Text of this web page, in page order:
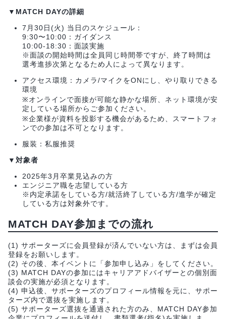
▼MATCH DAYの詳細
7月30日(火) 当日のスケジュール：
9:30〜10:00：ガイダンス
10:00-18:30：面談実施
※面談の開始時間は全員同じ時間帯ですが、終了時間は
選考進捗次第となるため人によって異なります。
アクセス環境：カメラ/マイクをONにし、やり取りできる
環境
※オンラインで面接が可能な静かな場所、ネット環境が安
定している場所からご参加ください。
※企業様が資料を投影する機会があるため、スマートフォ
ンでの参加は不可となります。
服装：私服推奨
▼対象者
2025年3月卒業見込みの方
エンジニア職を志望している方
※内定承諾をしている方/就活終了している方/進学が確定
している方は対象外です。
MATCH DAY参加までの流れ
(1) サポーターズに会員登録が済んでいない方は、まずは会員
登録をお願いします。
(2) その後、本イベントに「参加申し込み」をしてください。
(3) MATCH DAYの参加にはキャリアアドバイザーとの個別面
談会の実施が必須となります。
(4) 申込後、サポーターズのプロフィール情報を元に、サポー
ターズ内で選抜を実施します。
(5) サポーターズ選抜を通過された方のみ、MATCH DAY参加